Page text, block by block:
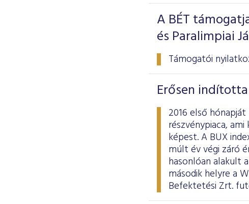
A BÉT
és Paralimpiai
Támogatói
Erősen
2016 első
részvénypiaca,
képest. A BUX
múlt év végi záró
hasonlóan alakult
második helyre a
Befektetési Zrt.